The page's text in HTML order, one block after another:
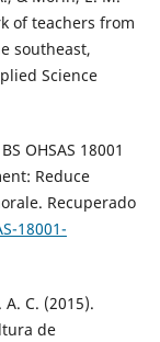
of teachers from
southeast,
Science
OHSAS 18001
Reduce
Recuperado
18001-
C. (2015).
de